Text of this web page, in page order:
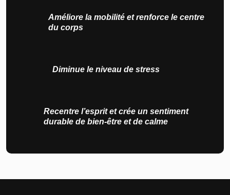
Améliore la mobilité et renforce le centre
du corps
Diminue le niveau de stress
Recentre l’esprit et crée un sentiment
durable de bien-être et de calme